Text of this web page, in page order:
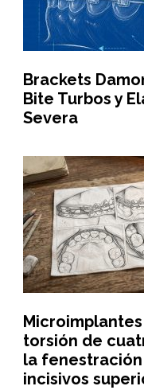
Brackets
Bite Turbos y
Severa
torsión de
la
incisivos